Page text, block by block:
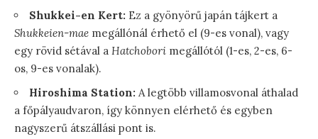
Shukkei-en Kert: Ez a gyönyörű japán tájkert a
Shukkeien-mae megállónál érhető el (9-es vonal), vagy
egy rövid sétával a Hatchobori megállótól (1-es, 2-es, 6-
os, 9-es vonalak).
Hiroshima Station: A legtöbb villamosvonal áthalad
a főpályaudvaron, így könnyen elérhető és egyben
nagyszerű átszállási pont is.